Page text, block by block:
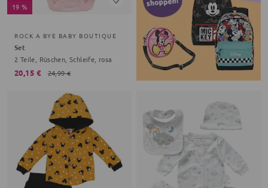
19 %
ROCK A BYE BABY BOUTIQUE
Set
2 Teile, Rüschen, Schleife, rosa
20,15 € 24,99 €